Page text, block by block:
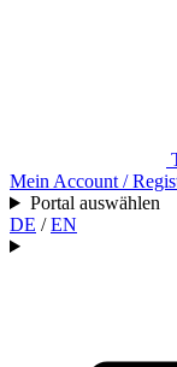
Mein Account /
Portal auswählen
DE /EN